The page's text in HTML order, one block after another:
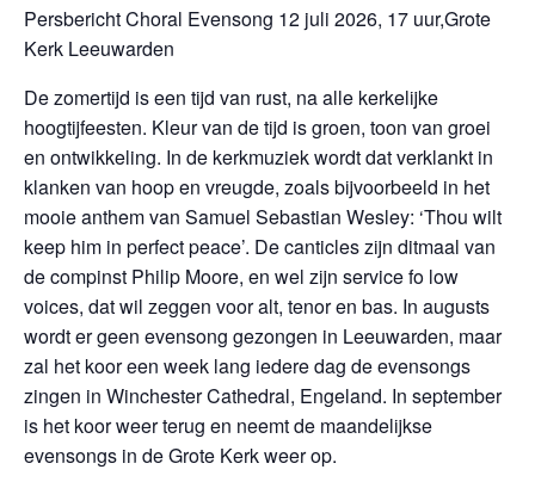
Persbericht Choral Evensong 12 juli 2026, 17 uur,Grote
Kerk Leeuwarden
De zomertijd is een tijd van rust, na alle kerkelijke
hoogtijfeesten. Kleur van de tijd is groen, toon van groei
en ontwikkeling. In de kerkmuziek wordt dat verklankt in
klanken van hoop en vreugde, zoals bijvoorbeeld in het
mooie anthem van Samuel Sebastian Wesley: ‘Thou wilt
keep him in perfect peace’. De canticles zijn ditmaal van
de compinst Philip Moore, en wel zijn service fo low
voices, dat wil zeggen voor alt, tenor en bas. In augusts
wordt er geen evensong gezongen in Leeuwarden, maar
zal het koor een week lang iedere dag de evensongs
zingen in Winchester Cathedral, Engeland. In september
is het koor weer terug en neemt de maandelijkse
evensongs in de Grote Kerk weer op.